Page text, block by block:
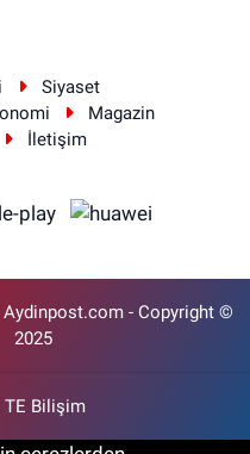
Siyaset
Magazin
İletişim
Aydinpost.com - Copyright ©
2025
TE Bilişim